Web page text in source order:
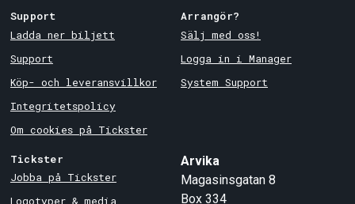
Support
Ladda ner biljett
Support
Köp- och leveransvillkor
Integritetspolicy
Om cookies på Tickster
Arrangör?
Sälj med oss!
Logga in i Manager
System Support
Tickster
Jobba på Tickster
Logotyper & media
Arvika
Magasinsgatan 8
Box 334